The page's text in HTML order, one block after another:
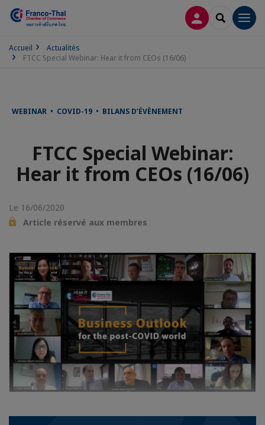
CONNEXION
Accueil
Actualités
FTCC Special Webinar: Hear it from CEOs (16/06)
WEBINAR • COVID-19 • BILANS D’ÉVÈNEMENT
FTCC Special Webinar:
Hear it from CEOs (16/06)
Le 16/06/2020
Article réservé aux membres